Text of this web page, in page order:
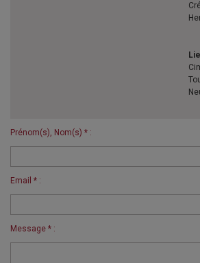
Prénom(s), Nom(s) * :
Email * :
Message * :